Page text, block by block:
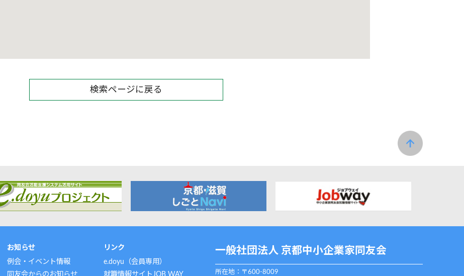
検索ページに戻る
お知らせ
例会・イベント情報
同友会からのお知らせ
リンク
e.doyu（会員専用）
就職情報サイトJOB WAY
一般社団法人 京都中小企業家同友会
所在地：〒600-8009